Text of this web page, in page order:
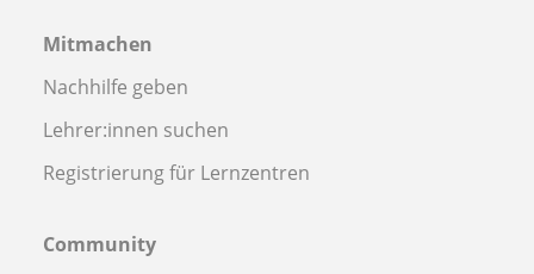
Mitmachen
Nachhilfe geben
Lehrer:innen suchen
Registrierung für Lernzentren
Community